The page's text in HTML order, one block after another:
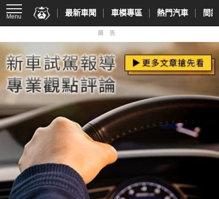
Menu 最新車聞 車模專區 熱門汽車 間
廣告